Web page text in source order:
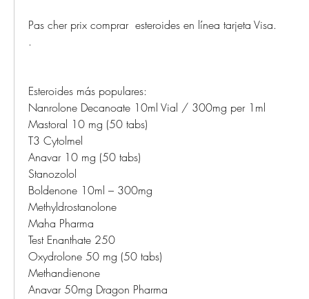
Pas cher prix comprar  esteroides en línea tarjeta Visa.
.
Esteroides más populares:
Nanrolone Decanoate 10ml Vial / 300mg per 1ml
Mastoral 10 mg (50 tabs)
T3 Cytolmel
Anavar 10 mg (50 tabs)
Stanozolol
Boldenone 10ml – 300mg
Methyldrostanolone
Maha Pharma
Test Enanthate 250
Oxydrolone 50 mg (50 tabs)
Methandienone
Anavar 50mg Dragon Pharma